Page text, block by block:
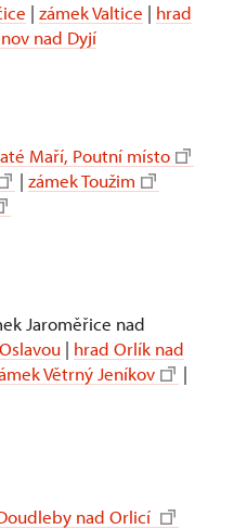
| zámek Valtice | hrad
nad Dyjí
Maří, Poutní místo
| zámek Toužim
Jaroměřice nad
| hrad Orlík nad
Větrný Jeníkov
|
nad Orlicí